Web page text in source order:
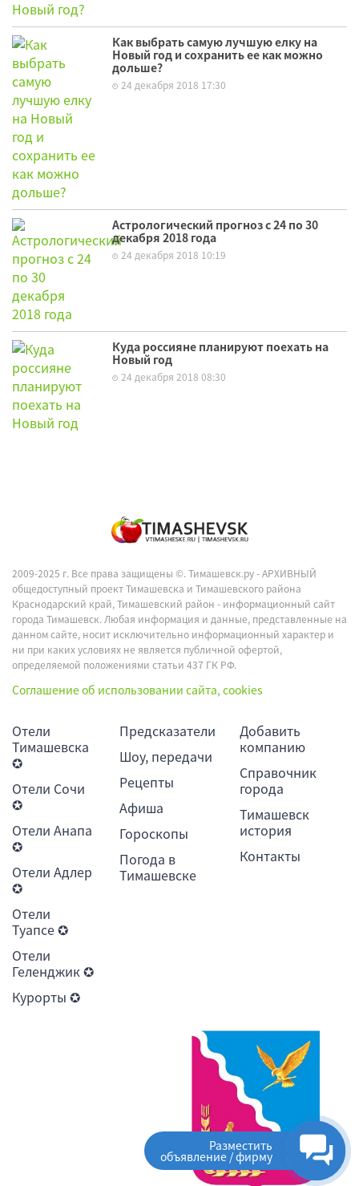
Как выбрать самую лучшую елку на
Новый год и сохранить ее как можно
дольше?
24 декабря 2018 17:30
Астрологический прогноз с 24 по 30
декабря 2018 года
24 декабря 2018 10:19
Куда россияне планируют поехать на
Новый год
24 декабря 2018 08:30
2009-2025 г. Все права защищены ©.Тимашевск.ру - АРХИВНЫЙ
общедоступный проект Тимашевска и Тимашевского района
Краснодарский край, Тимашевский район - информационный сайт
города Тимашевск. Любая информация и данные, представленные на
данном сайте, носит исключительно информационный характер и
ни при каких условиях не является публичной офертой,
определяемой положениями статьи 437 ГК РФ.
Соглашение об использовании сайта, cookies
Отели
Тимашевска
✪
Отели Сочи
✪
Отели Анапа
✪
Отели Адлер
✪
Отели
Туапсе ✪
Отели
Геленджик ✪
Курорты ✪
Предсказатели
Шоу, передачи
Рецепты
Афиша
Гороскопы
Погода в
Тимашевске
Добавить
компанию
Справочник
города
Тимашевск
история
Контакты
Разместить
объявление / фирму